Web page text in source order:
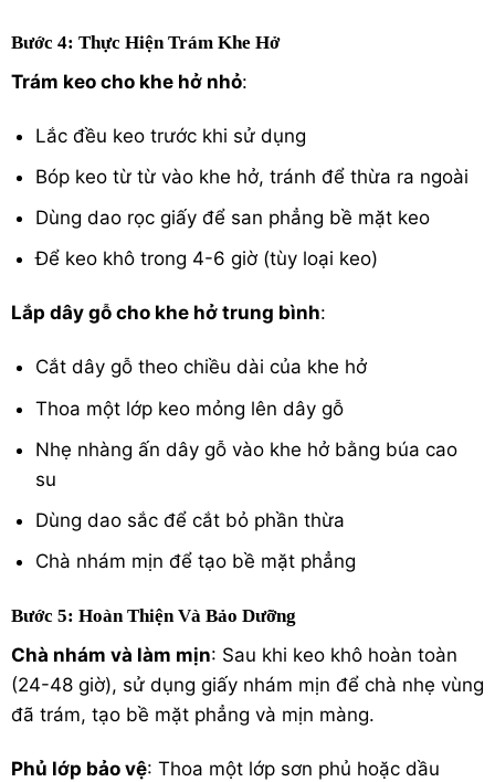
Bước 4: Thực Hiện Trám Khe Hở
Trám keo cho khe hở nhỏ:
Lắc đều keo trước khi sử dụng
Bóp keo từ từ vào khe hở, tránh để thừa ra ngoài
Dùng dao rọc giấy để san phẳng bề mặt keo
Để keo khô trong 4-6 giờ (tùy loại keo)
Lắp dây gỗ cho khe hở trung bình:
Cắt dây gỗ theo chiều dài của khe hở
Thoa một lớp keo mỏng lên dây gỗ
Nhẹ nhàng ấn dây gỗ vào khe hở bằng búa cao
su
Dùng dao sắc để cắt bỏ phần thừa
Chà nhám mịn để tạo bề mặt phẳng
Bước 5: Hoàn Thiện Và Bảo Dưỡng
Chà nhám và làm mịn: Sau khi keo khô hoàn toàn
(24-48 giờ), sử dụng giấy nhám mịn để chà nhẹ vùng
đã trám, tạo bề mặt phẳng và mịn màng.
Phủ lớp bảo vệ: Thoa một lớp sơn phủ hoặc dầu